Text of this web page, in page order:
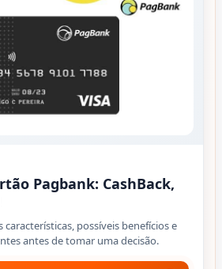
Pagbank: CashBack,
características, possíveis benefícios e
antes de tomar uma decisão.